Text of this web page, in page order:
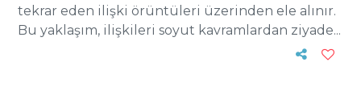
tekrar eden ilişki örüntüleri üzerinden ele alınır.
Bu yaklaşım, ilişkileri soyut kavramlardan ziyade...